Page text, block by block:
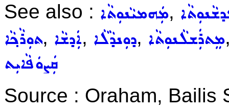
See also : ܡܲܗܡܝܵܢܘܼܬܵܐ,
ܬܘܼܪܵܟ݂ܵܐ, ܐܲܕܫܵܐ, ܕܘܼܢܕܵܠܵܐ, ܡܸܬܪܲܫܠܵܢܘܼܬܵܐ
ܩܲܨܘܿܦܵܐܝܼܬ
Source : Oraham, Bailis